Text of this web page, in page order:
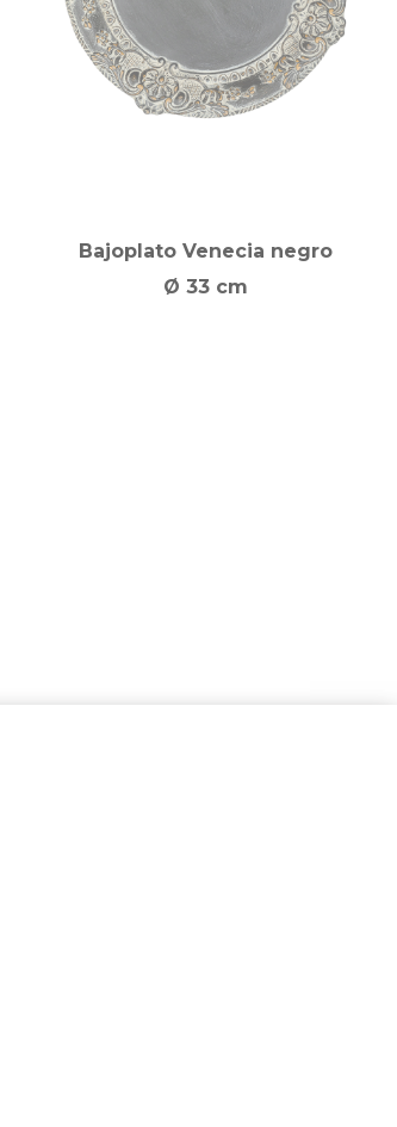
Bajoplato Venecia negro
Ø 33 cm